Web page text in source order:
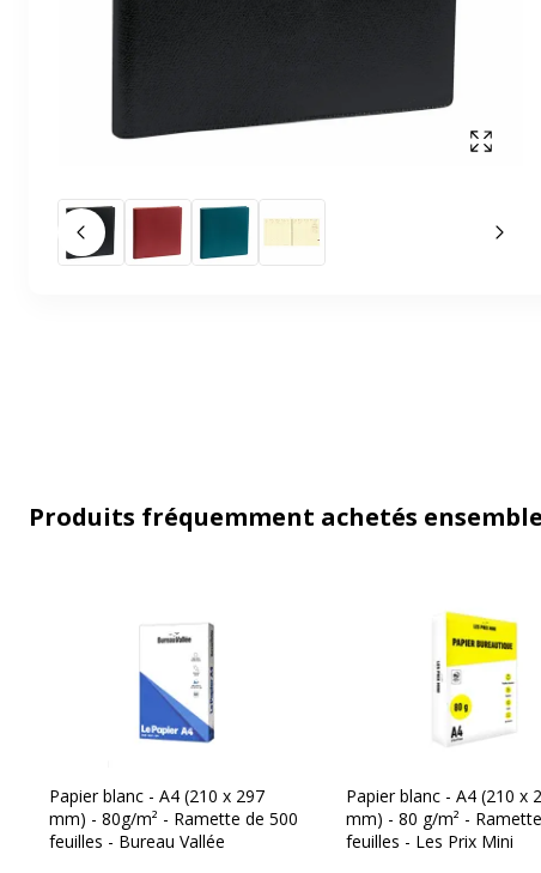
Slide précédent
Produits fréquemment achetés ensemble
Papier blanc - A4 (210 x 297
mm) - 80g/m² - Ramette de 500
feuilles - Bureau Vallée
Papier blanc - A4 (210 x
mm) - 80 g/m² -
feuilles - Les Prix Mini